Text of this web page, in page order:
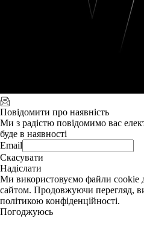
Повідомити про наявність
Ми з радістю повідомимо вас
буде в наявності
Email
Скасувати
Надіслати
Ми використовуємо файли cookie
сайтом. Продовжуючи перегляд,
політикою конфіденційності.
Погоджуюсь